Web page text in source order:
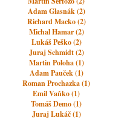
Adam Glasnák (2)
Richard Macko (2)
Michal Hamar (2)
Lukáš Peško (2)
Juraj Schmidt (2)
Martin Poloha (1)
Adam Pauček (1)
Roman Prochazka (1)
Emil Vaňko (1)
Tomáš Demo (1)
Juraj Lukáč (1)